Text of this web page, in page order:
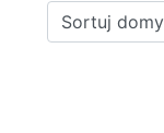
Sortuj: